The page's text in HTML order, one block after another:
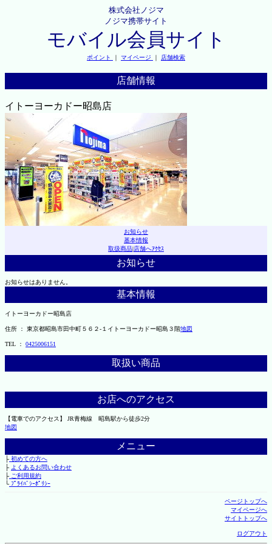
株式会社ノジマ
ノジマ携帯サイト
モバイル会員サイト
ポイント ｜ マイページ ｜ 店舗検索
店舗情報
イトーヨーカドー昭島店
お知らせ
基本情報
取扱商品|店舗へｱｸｾｽ
お知らせ
お知らせはありません。
基本情報
イトーヨーカドー昭島店
住所 ： 東京都昭島市田中町５６２-１イトーヨーカドー昭島３階地図
TEL ： 0425006151
取扱い商品
お店へのアクセス
【電車でのアクセス】 JR青梅線 昭島駅から徒歩2分
地図
メニュー
├初めての方へ
├ よくあるお問い合わせ
├ご利用規約
└ﾌﾟﾗｲﾊﾞｼｰﾎﾟﾘｼｰ
ページトップへ
マイページへ
サイトトップへ
ログアウト